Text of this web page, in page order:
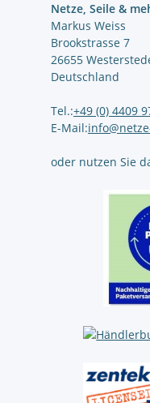
Netze, Seile &
Markus Weiss
Brookstrasse 7
26655
Deutschland
Tel.:+49 (0) 4409
E-Mail:
oder nutzen Sie